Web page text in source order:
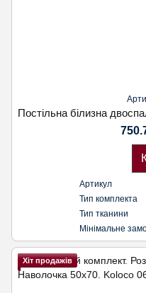
Артикул
Тип комплекта
Тип тканини
Мінімальне
Хіт продажів